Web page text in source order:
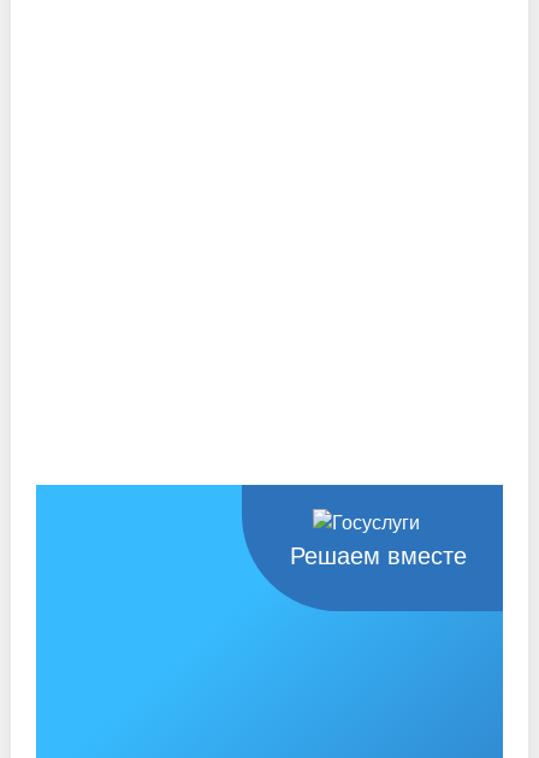
Решаем вместе